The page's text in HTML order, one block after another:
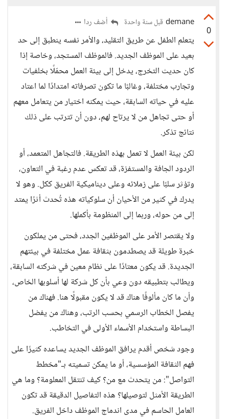
0
demane قبل سنة واحدة أضف ردا
يتعلم الطفل عن طريق التقليد، والأمر نفسه ينطبق إلى حد
بعيد على الموظف الجديد. فالموظف المستجد، وخاصة إذا
كان حديث التخرج، يدخل إلى بيئة العمل محمّلًا بخلفيات
وتجارب مختلفة، وغالبًا ما تكون تصرفاته امتدادًا لما اعتاد
عليه في حياته السابقة، حيث يمكنه اختيار من يتعامل معهم
أو حتى تجاهل من لا يرتاح لهم، دون أن تترتب على ذلك
نتائج تذكر.
لكن بيئة العمل لا تعمل بهذه الطريقة. فالتجاهل المتعمد، أو
الردود الجافة والمستفزة، قد تعكس عدم رغبة في التعاون،
وتؤثر سلبًا على زملائه وعلى ديناميكية الفريق ككل. وهو لا
يدرك في كثير من الأحيان أن سلوكياته هذه تُحدث أثرًا يمتد
إلى من حوله، وربما إلى المنظومة بأكملها.
ولا يقتصر الأمر على الموظفين الجدد، فحتى من يملكون
خبرة طويلة قد يصطدمون بثقافة عمل مختلفة في بيئتهم
الجديدة. قد يكون معتادًا على نظام معين في شركته السابقة،
ويطالب بتطبيقه دون وعي بأن كل شركة لها أسلوبها الخاص،
وأن ما كان مألوفًا هناك قد لا يكون مقبولًا هنا. فهناك من
يفصل الخطاب الرسمي بحسب الرتب، وهناك من يفضل
البساطة واستخدام الأسماء الأولى في التخاطب.
وجود شخص أقدم يرافق الموظف الجديد يساعده كثيرًا على
فهم الثقافة المؤسسية، أو ما يمكن تسميته بـ"مخطط
التواصل": من يتحدث مع من؟ كيف تنتقل المعلومة؟ وما هي
الطريقة الأمثل لتوصيلها؟ هذه التفاصيل الدقيقة قد تكون
العامل الحاسم في مدى اندماج الموظف داخل الفريق.